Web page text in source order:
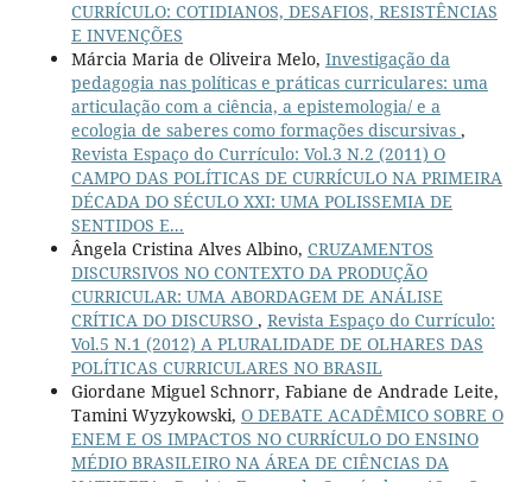
CURRÍCULO: COTIDIANOS, DESAFIOS, RESISTÊNCIAS
E INVENÇÕES
Márcia Maria de Oliveira Melo, Investigação da
pedagogia nas políticas e práticas curriculares: uma
articulação com a ciência, a epistemologia/ e a
ecologia de saberes como formações discursivas ,
Revista Espaço do Currículo: Vol.3 N.2 (2011) O
CAMPO DAS POLÍTICAS DE CURRÍCULO NA PRIMEIRA
DÉCADA DO SÉCULO XXI: UMA POLISSEMIA DE
SENTIDOS E...
Ângela Cristina Alves Albino, CRUZAMENTOS
DISCURSIVOS NO CONTEXTO DA PRODUÇÃO
CURRICULAR: UMA ABORDAGEM DE ANÁLISE
CRÍTICA DO DISCURSO , Revista Espaço do Currículo:
Vol.5 N.1 (2012) A PLURALIDADE DE OLHARES DAS
POLÍTICAS CURRICULARES NO BRASIL
Giordane Miguel Schnorr, Fabiane de Andrade Leite,
Tamini Wyzykowski, O DEBATE ACADÊMICO SOBRE O
ENEM E OS IMPACTOS NO CURRÍCULO DO ENSINO
MÉDIO BRASILEIRO NA ÁREA DE CIÊNCIAS DA